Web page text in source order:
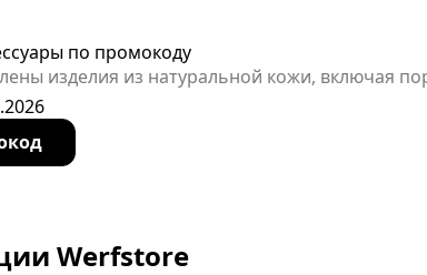
по промокоду
изделия из натуральной кожи, включая
продуманным дизайном и вниманием к
акции ограничен.
Werfstore